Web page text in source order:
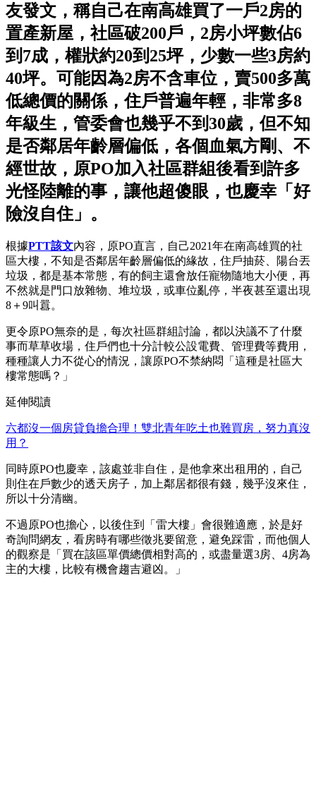
友發文，稱自己在南高雄買了一戶2房的
置產新屋，社區破200戶，2房小坪數佔6
到7成，權狀約20到25坪，少數一些3房約
40坪。可能因為2房不含車位，賣500多萬
低總價的關係，住戶普遍年輕，非常多8
年級生，管委會也幾乎不到30歲，但不知
是否鄰居年齡層偏低，各個血氣方剛、不
經世故，原PO加入社區群組後看到許多
光怪陸離的事，讓他超傻眼，也慶幸「好
險沒自住」。
根據PTT該文內容，原PO直言，自己2021年在南高雄買的社
區大樓，不知是否鄰居年齡層偏低的緣故，住戶抽菸、陽台丟
垃圾，都是基本常態，有的飼主還會放任寵物隨地大小便，再
不然就是門口放雜物、堆垃圾，或車位亂停，半夜甚至還出現
8＋9叫囂。
更令原PO無奈的是，每次社區群組討論，都以決議不了什麼
事而草草收場，住戶們也十分計較公設電費、管理費等費用，
種種讓人力不從心的情況，讓原PO不禁納悶「這種是社區大
樓常態嗎？」
延伸閱讀
六都沒一個房貸負擔合理！雙北青年吃土也難買房，努力真沒
用？
同時原PO也慶幸，該處並非自住，是他拿來出租用的，自己
則住在戶數少的透天房子，加上鄰居都很有錢，幾乎沒來住，
所以十分清幽。
不過原PO也擔心，以後住到「雷大樓」會很難適應，於是好
奇詢問網友，看房時有哪些徵兆要留意，避免踩雷，而他個人
的觀察是「買在該區單價總價相對高的，或盡量選3房、4房為
主的大樓，比較有機會趨吉避凶。」